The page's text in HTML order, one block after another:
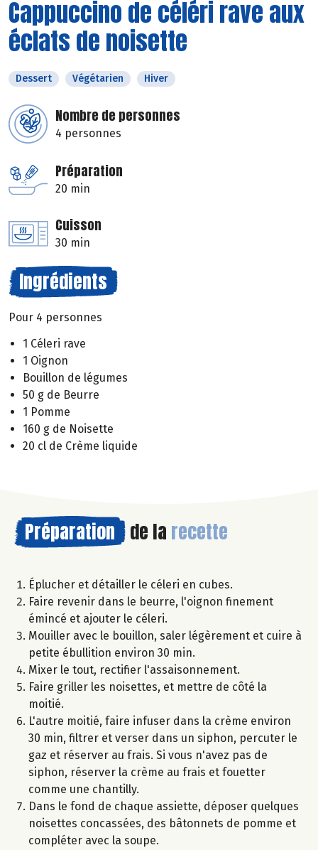
Cappuccino de céléri rave aux
éclats de noisette
Dessert Végétarien Hiver
Nombre de personnes
4 personnes
Préparation
20 min
Cuisson
30 min
Ingrédients
Pour 4 personnes
1 Céleri rave
1 Oignon
Bouillon de légumes
50 g de Beurre
1 Pomme
160 g de Noisette
20 cl de Crème liquide
Préparation de la recette
Éplucher et détailler le céleri en cubes.
Faire revenir dans le beurre, l'oignon finement
émincé et ajouter le céleri.
Mouiller avec le bouillon, saler légèrement et cuire à
petite ébullition environ 30 min.
Mixer le tout, rectifier l'assaisonnement.
Faire griller les noisettes, et mettre de côté la
moitié.
L'autre moitié, faire infuser dans la crème environ
30 min, filtrer et verser dans un siphon, percuter le
gaz et réserver au frais. Si vous n'avez pas de
siphon, réserver la crème au frais et fouetter
comme une chantilly.
Dans le fond de chaque assiette, déposer quelques
noisettes concassées, des bâtonnets de pomme et
compléter avec la soupe.